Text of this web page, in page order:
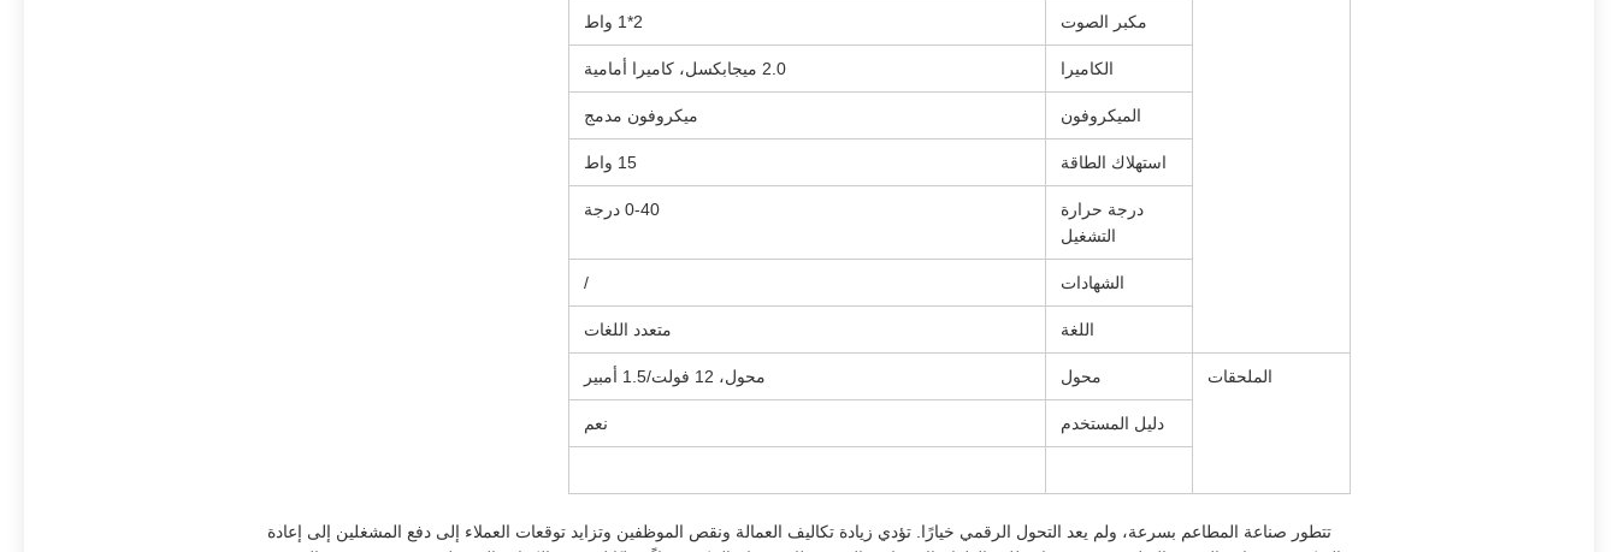
مكبر الصوت 2*1 واط
الكاميرا 2.0 ميجابكسل، كاميرا أمامية
الميكروفون ميكروفون مدمج
استهلاك الطاقة 15 واط
درجة حرارة
التشغيل
0-40 درجة
الشهادات /
اللغة متعدد اللغات
الملحقات محول محول، 12 فولت/1.5 أمبير
دليل المستخدم نعم
تتطور صناعة المطاعم بسرعة، ولم يعد التحول الرقمي خيارًا. تؤدي زيادة تكاليف العمالة ونقص الموظفين وتزايد توقعات العملاء إلى دفع المشغلين إلى إعادة